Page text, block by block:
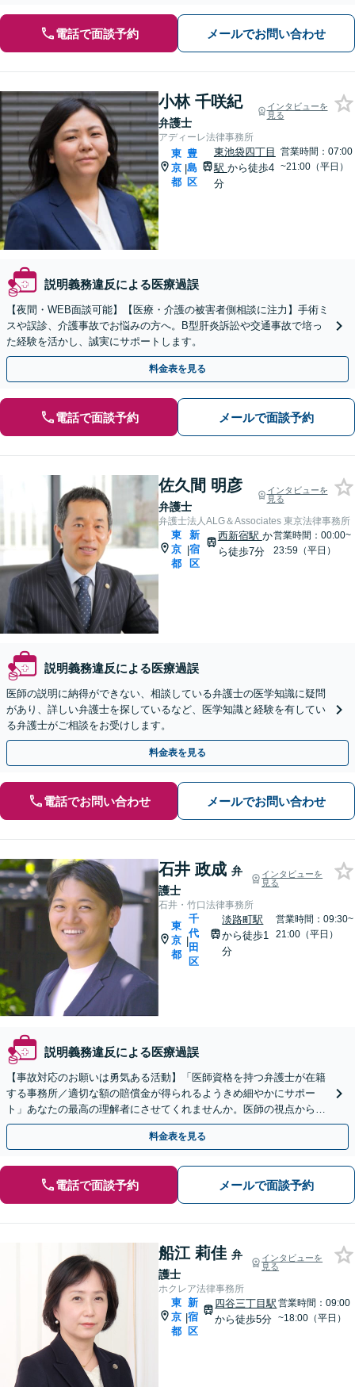
電話で面談予約 メールでお問い合わせ
小林 千咲紀
弁護士
インタビューを
見る
アディーレ法律事務所
東
京
都
|
豊
島
区
東池袋四丁目
駅 から徒歩4
分
営業時間：07:00
~21:00（平日）
説明義務違反による医療過誤
【夜間・WEB面談可能】【医療・介護の被害者側相談に注力】手術ミ
スや誤診、介護事故でお悩みの方へ。B型肝炎訴訟や交通事故で培っ
た経験を活かし、誠実にサポートします。
料金表を見る
電話で面談予約 メールで面談予約
佐久間 明彦
弁護士
インタビューを
見る
弁護士法人ALG＆Associates 東京法律事務所
東
京
都
|
新
宿
区
西新宿駅 か
ら徒歩7分
営業時間：00:00~
23:59（平日）
説明義務違反による医療過誤
医師の説明に納得ができない、相談している弁護士の医学知識に疑問
があり、詳しい弁護士を探しているなど、医学知識と経験を有してい
る弁護士がご相談をお受けします。
料金表を見る
電話でお問い合わせ メールでお問い合わせ
石井 政成 弁
護士
インタビューを
見る
石井・竹口法律事務所
東
京
都
|
千
代
田
区
淡路町駅
から徒歩1
分
営業時間：09:30~
21:00（平日）
説明義務違反による医療過誤
【事故対応のお願いは勇気ある活動】「医師資格を持つ弁護士が在籍
する事務所／適切な額の賠償金が得られるようきめ細やかにサポー
ト」あなたの最高の理解者にさせてくれませんか。医師の視点から見
た医療事故のサポート【着手金無料あり】
料金表を見る
電話で面談予約 メールで面談予約
船江 莉佳 弁
護士
インタビューを
見る
ホクレア法律事務所
東
京
都
|
新
宿
区
四谷三丁目駅
から徒歩5分
営業時間：09:00
~18:00（平日）